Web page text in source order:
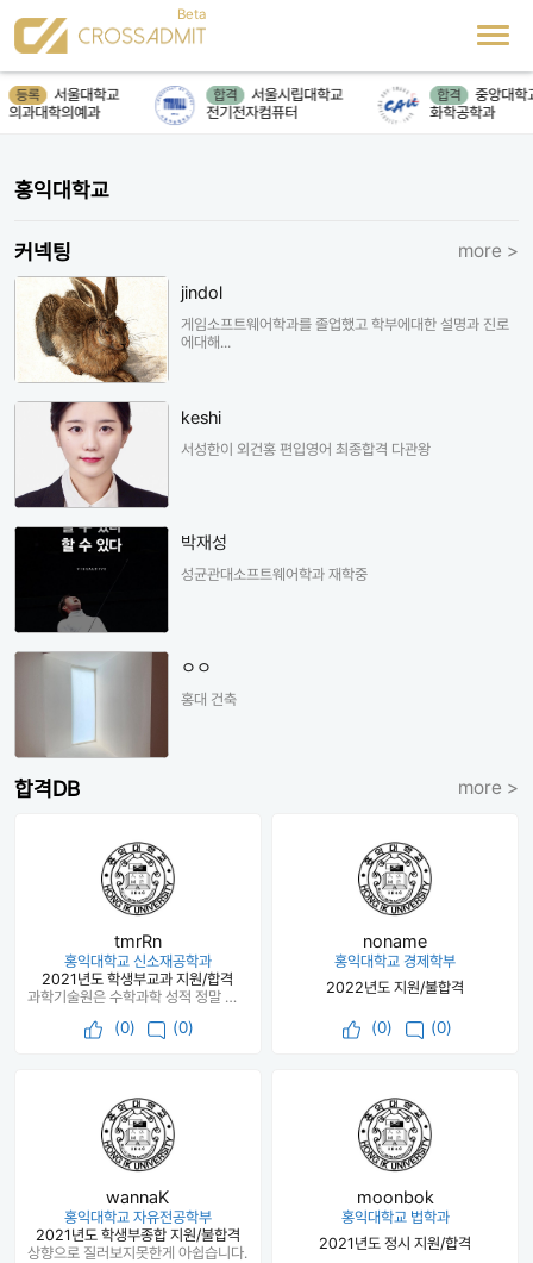
등록
서울대학교
의과대학의예과
합격
서울시립대학교
전기전자컴퓨터
합격
중앙대학교
화학공학과
홍익대학교
커넥팅 more >
jindol
게임소프트웨어학과를 졸업했고 학부에대한 설명과 진로
에대해...
keshi
서성한이 외건홍 편입영어 최종합격 다관왕
박재성
성균관대소프트웨어학과 재학중
ㅇㅇ
홍대 건축
합격DB more >
tmrRn
홍익대학교 신소재공학과
2021년도 학생부교과 지원/합격
과학기술원은 수학과학 성적 정말 많이 봅니다. /지방 일반고
(0) (0)
noname
홍익대학교 경제학부
2022년도 지원/불합격
(0) (0)
wannaK
홍익대학교 자유전공학부
2021년도 학생부종합 지원/불합격
상향으로 질러보지못한게 아쉽습니다.
moonbok
홍익대학교 법학과
2021년도 정시 지원/합격